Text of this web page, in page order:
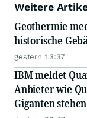
Weitere
Geothermie
historische
gestern 13:37
IBM meldet
Anbieter wie
Giganten stehen